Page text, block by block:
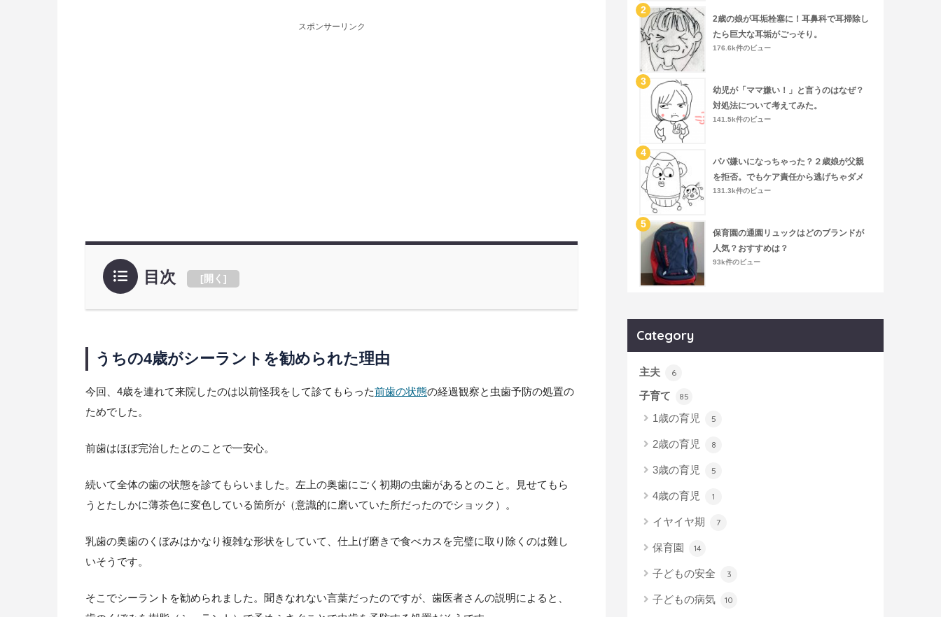
スポンサーリンク
目次 [開く ]
うちの4歳がシーラントを勧められた理由
今回、4歳を連れて来院したのは以前怪我をして診てもらった前歯の状態の経過観察と虫歯予防の処置の
ためでした。
前歯はほぼ完治したとのことで一安心。
続いて全体の歯の状態を診てもらいました。左上の奥歯にごく初期の虫歯があるとのこと。見せてもら
うとたしかに薄茶色に変色している箇所が（意識的に磨いていた所だったのでショック）。
乳歯の奥歯のくぼみはかなり複雑な形状をしていて、仕上げ磨きで食べカスを完璧に取り除くのは難し
いそうです。
そこでシーラントを勧められました。聞きなれない言葉だったのですが、歯医者さんの説明によると、
2歳の娘が耳垢栓塞に！耳鼻科で耳掃除し
たら巨大な耳垢がごっそり。
176.6k件のビュー
幼児が「ママ嫌い！」と言うのはなぜ？
対処法について考えてみた。
141.5k件のビュー
パパ嫌いになっちゃった？２歳娘が父親
を拒否。でもケア責任から逃げちゃダメ
131.3k件のビュー
保育園の通園リュックはどのブランドが
人気？おすすめは？
93k件のビュー
Category
主夫 6
子育て 85
1歳の育児 5
2歳の育児 8
3歳の育児 5
4歳の育児 1
イヤイヤ期 7
保育園 14
子どもの安全 3
子どもの病気 10